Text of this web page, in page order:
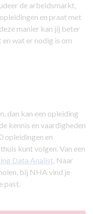
de arbeidsmarkt,
en praat met
manier kan jij beter
wat er nodig is om
dan kan een opleiding
kennis en vaardigheden
opleidingen en
kunt volgen. Van een
Data Analist. Naar
bij NHA vind je
past.